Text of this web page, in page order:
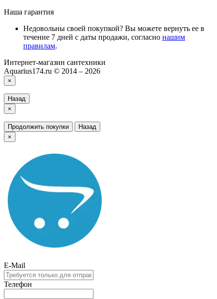
Наша гарантия
Недовольны своей покупкой? Вы можете вернуть ее в
течение 7 дней с даты продажи, согласно нашим
правилам.
Интернет-магазин сантехники
Aquarius174.ru © 2014 – 2026
×
Назад
×
Продолжить покупки
Назад
×
E-Mail
Телефон